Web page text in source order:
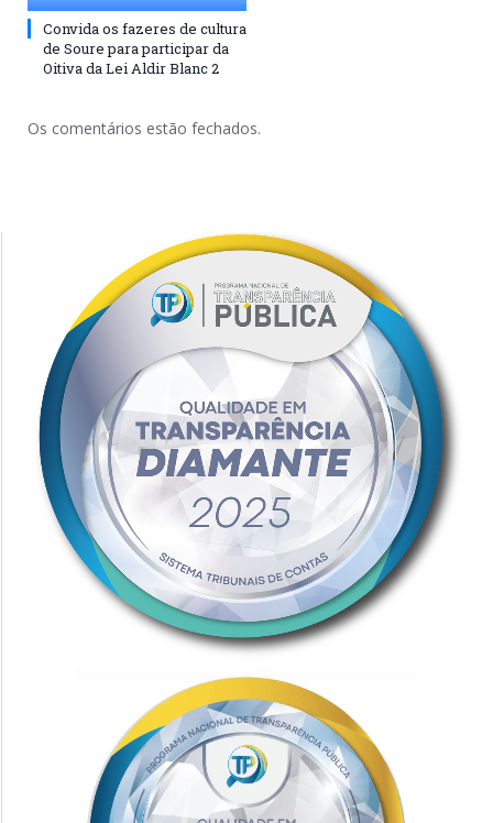
Convida os fazeres de cultura
de Soure para participar da
Oitiva da Lei Aldir Blanc 2
Os comentários estão fechados.